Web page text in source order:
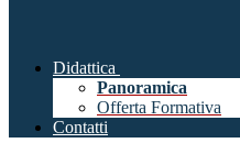
Didattica
Panoramica
Offerta Formativa
Contatti